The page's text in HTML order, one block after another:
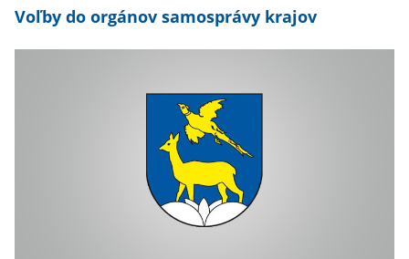
Voľby do orgánov samosprávy krajov